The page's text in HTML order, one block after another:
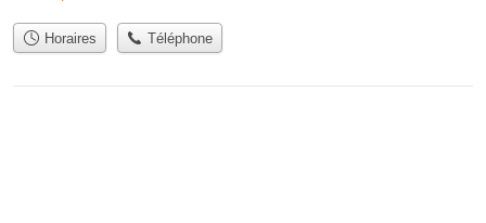
Horaires Téléphone